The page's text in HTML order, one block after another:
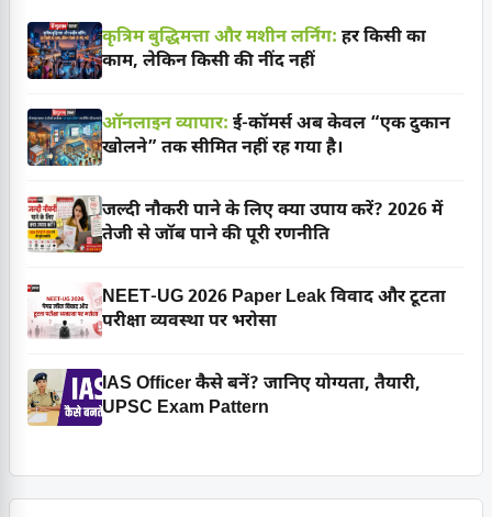
कृत्रिम बुद्धिमत्ता और मशीन लर्निंग: हर किसी का
काम, लेकिन किसी की नींद नहीं
ऑनलाइन व्यापार: ई-कॉमर्स अब केवल “एक दुकान
खोलने” तक सीमित नहीं रह गया है।
जल्दी नौकरी पाने के लिए क्या उपाय करें? 2026 में
तेजी से जॉब पाने की पूरी रणनीति
NEET-UG 2026 Paper Leak विवाद और टूटता
परीक्षा व्यवस्था पर भरोसा
IAS Officer कैसे बनें? जानिए योग्यता, तैयारी,
UPSC Exam Pattern